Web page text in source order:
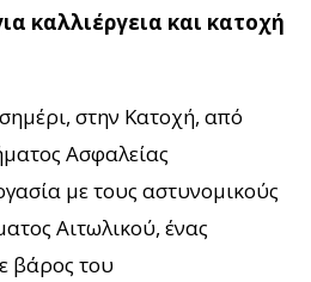
καλλιέργεια και κατοχή
στην Κατοχή, από
Ασφαλείας
με τους αστυνομικούς
Αιτωλικού, ένας
βάρος του